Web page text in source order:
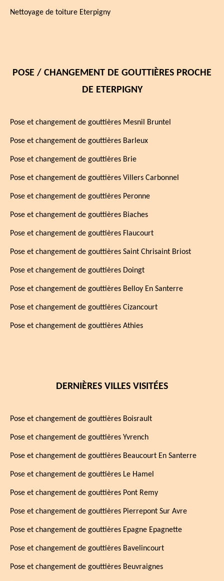
Nettoyage de toiture Eterpigny
POSE / CHANGEMENT DE GOUTTIÈRES PROCHE
DE ETERPIGNY
Pose et changement de gouttières Mesnil Bruntel
Pose et changement de gouttières Barleux
Pose et changement de gouttières Brie
Pose et changement de gouttières Villers Carbonnel
Pose et changement de gouttières Peronne
Pose et changement de gouttières Biaches
Pose et changement de gouttières Flaucourt
Pose et changement de gouttières Saint Chrisaint Briost
Pose et changement de gouttières Doingt
Pose et changement de gouttières Belloy En Santerre
Pose et changement de gouttières Cizancourt
Pose et changement de gouttières Athies
DERNIÈRES VILLES VISITÉES
Pose et changement de gouttières Boisrault
Pose et changement de gouttières Yvrench
Pose et changement de gouttières Beaucourt En Santerre
Pose et changement de gouttières Le Hamel
Pose et changement de gouttières Pont Remy
Pose et changement de gouttières Pierrepont Sur Avre
Pose et changement de gouttières Epagne Epagnette
Pose et changement de gouttières Bavelincourt
Pose et changement de gouttières Beuvraignes